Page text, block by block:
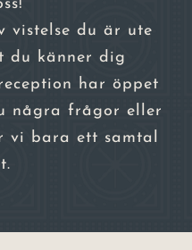
vistelse du är ute
du känner dig
har öppet
några frågor eller
vi bara ett samtal